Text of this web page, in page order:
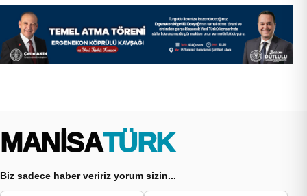
MANİSA TÜRK
Biz sadece haber veririz yorum sizin...